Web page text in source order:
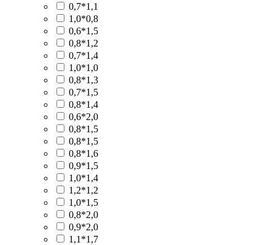
0,7*1,1
1,0*0,8
0,6*1,5
0,8*1,2
0,7*1,4
1,0*1,0
0,8*1,3
0,7*1,5
0,8*1,4
0,6*2,0
0,8*1,5
0,8*1,5
0,8*1,6
0,9*1,5
1,0*1,4
1,2*1,2
1,0*1,5
0,8*2,0
0,9*2,0
1,1*1,7